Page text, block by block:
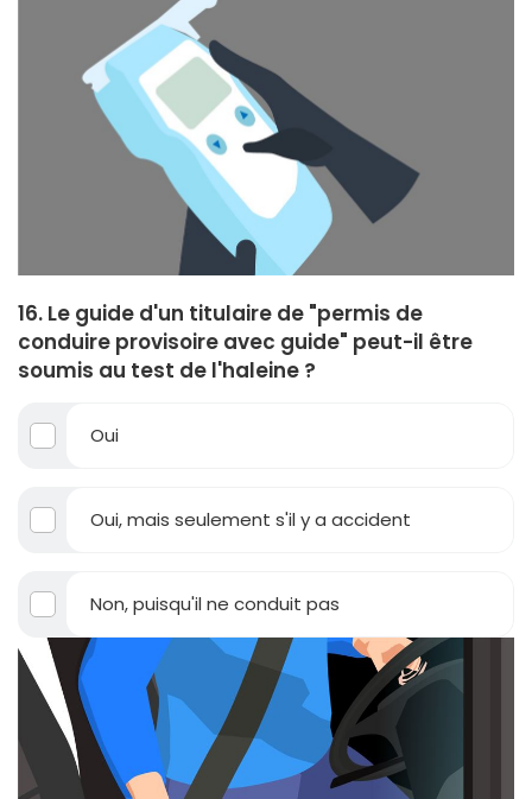
16. Le guide d'un titulaire de "permis de
conduire provisoire avec guide" peut-il être
soumis au test de l'haleine ?
Oui
Oui, mais seulement s'il y a accident
Non, puisqu'il ne conduit pas